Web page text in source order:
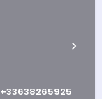
+33638265925